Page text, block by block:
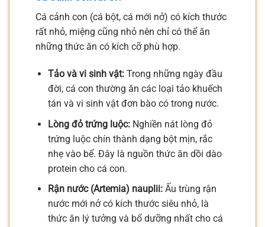
Cá cảnh con (cá bột, cá mới nở) có kích thước
rất nhỏ, miệng cũng nhỏ nên chỉ có thể ăn
những thức ăn có kích cỡ phù hợp.
Tảo và vi sinh vật:Trong những ngày đầu
đời, cá con thường ăn các loại tảo khuếch
tán và vi sinh vật đơn bào có trong nước.
Lòng đỏ trứng luộc:Nghiền nát lòng đỏ
trứng luộc chín thành dạng bột mịn, rắc
nhẹ vào bể. Đây là nguồn thức ăn dồi dào
protein cho cá con.
Rận nước (Artemia) nauplii:Ấu trùng rận
nước mới nở có kích thước siêu nhỏ, là
thức ăn lý tưởng và bổ dưỡng nhất cho cá